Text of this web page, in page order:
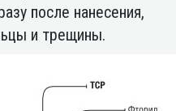
после нанесения,
и трещины.